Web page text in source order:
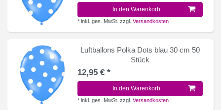
In den Warenkorb
*inkl. ges. MwSt. zzgl.Versandkosten
Luftballons Polka Dots blau 30 cm 50
Stück
12,95 € *
In den Warenkorb
*inkl. ges. MwSt. zzgl.Versandkosten